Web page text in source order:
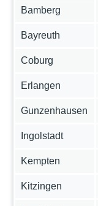
Bamberg
Bayreuth
Coburg
Erlangen
Gunzenhausen
Ingolstadt
Kempten
Kitzingen